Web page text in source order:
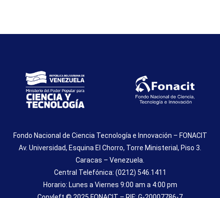
Fondo Nacional de Ciencia Tecnología e Innovación – FONACIT
Av. Universidad, Esquina El Chorro, Torre Ministerial, Piso 3.
Caracas – Venezuela.
Central Telefónica: (0212) 546.1411
Horario: Lunes a Viernes 9:00 am a 4:00 pm